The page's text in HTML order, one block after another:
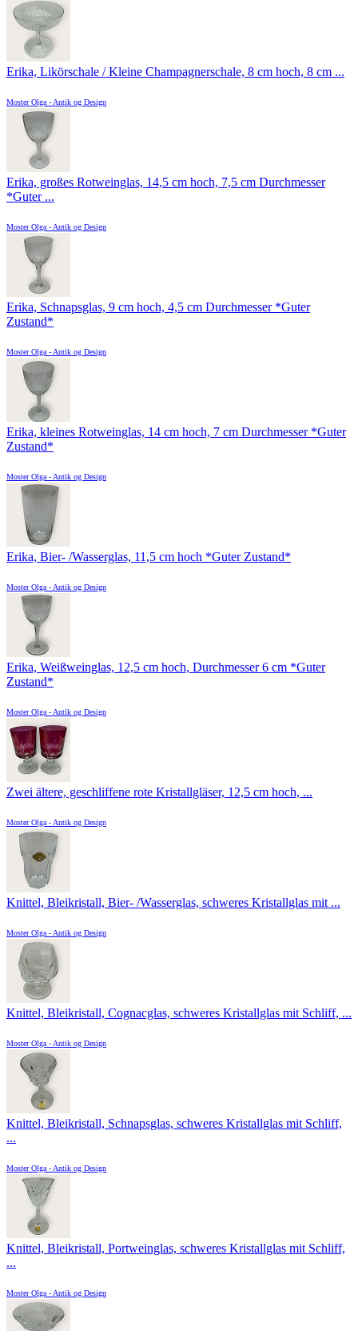
Erika, Likörschale / Kleine Champagnerschale, 8 cm hoch, 8 cm ...
Moster Olga - Antik og Design
Erika, großes Rotweinglas, 14,5 cm hoch, 7,5 cm Durchmesser
*Guter ...
Moster Olga - Antik og Design
Erika, Schnapsglas, 9 cm hoch, 4,5 cm Durchmesser *Guter
Zustand*
Moster Olga - Antik og Design
Erika, kleines Rotweinglas, 14 cm hoch, 7 cm Durchmesser *Guter
Zustand*
Moster Olga - Antik og Design
Erika, Bier- /Wasserglas, 11,5 cm hoch *Guter Zustand*
Moster Olga - Antik og Design
Erika, Weißweinglas, 12,5 cm hoch, Durchmesser 6 cm *Guter
Zustand*
Moster Olga - Antik og Design
Zwei ältere, geschliffene rote Kristallgläser, 12,5 cm hoch, ...
Moster Olga - Antik og Design
Knittel, Bleikristall, Bier- /Wasserglas, schweres Kristallglas mit ...
Moster Olga - Antik og Design
Knittel, Bleikristall, Cognacglas, schweres Kristallglas mit Schliff, ...
Moster Olga - Antik og Design
Knittel, Bleikristall, Schnapsglas, schweres Kristallglas mit Schliff,
...
Moster Olga - Antik og Design
Knittel, Bleikristall, Portweinglas, schweres Kristallglas mit Schliff,
...
Moster Olga - Antik og Design